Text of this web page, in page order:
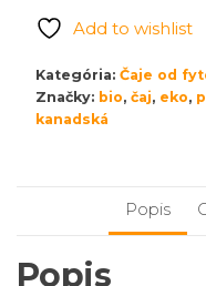
30
g
Add to wishlist
Kategória: Čaje od
Značky: bio, čaj, eko,
kanadská
Popis
Popis